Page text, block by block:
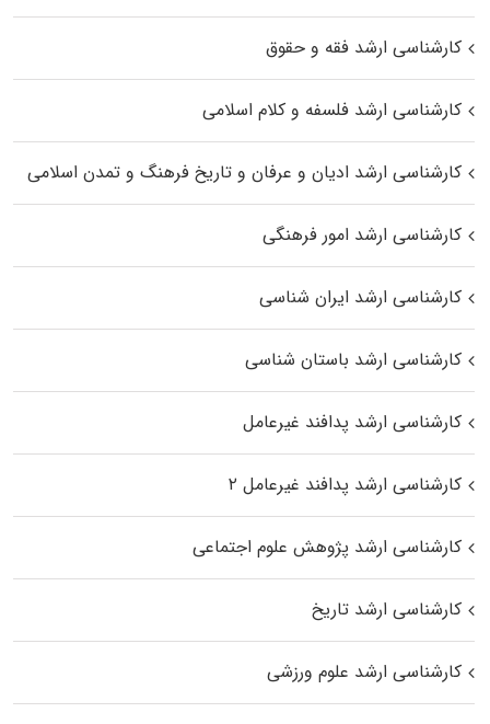
کارشناسی ارشد فقه و حقوق
کارشناسی ارشد فلسفه و کلام اسلامی
کارشناسی ارشد ادیان و عرفان و تاریخ فرهنگ و تمدن اسلامی
کارشناسی ارشد امور فرهنگی
کارشناسی ارشد ایران شناسی
کارشناسی ارشد باستان شناسی
کارشناسی ارشد پدافند غیرعامل
کارشناسی ارشد پدافند غیرعامل ۲
کارشناسی ارشد پژوهش علوم اجتماعی
کارشناسی ارشد تاریخ
کارشناسی ارشد علوم ورزشی